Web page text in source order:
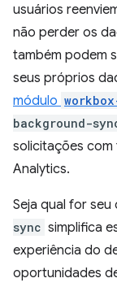
usuários
não perder os
também podem
seus próprios
módulo
background-
solicitações com
Analytics.
Seja qual for seu
sync simplifica
experiência do
oportunidades